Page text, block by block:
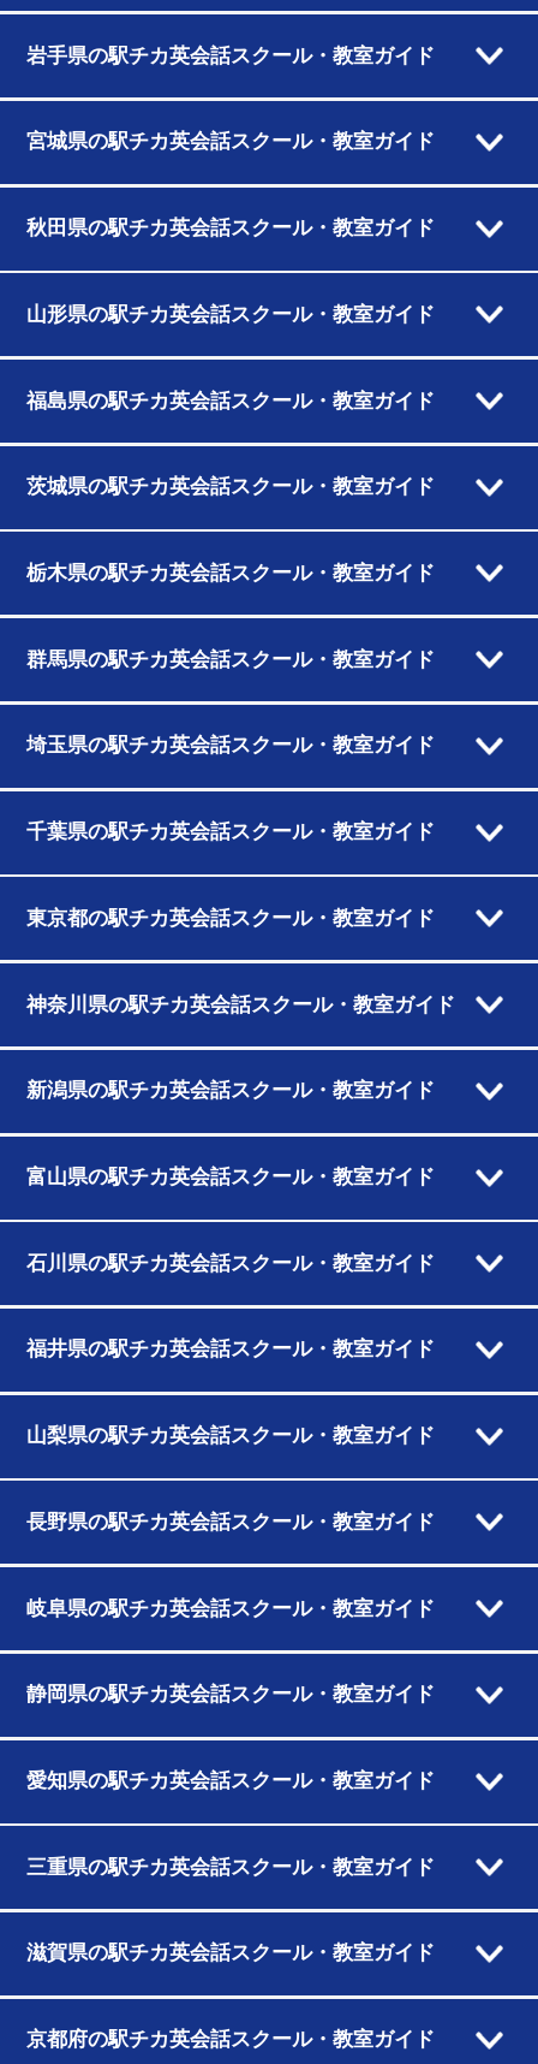
岩手県の駅チカ英会話スクール・教室ガイド
宮城県の駅チカ英会話スクール・教室ガイド
秋田県の駅チカ英会話スクール・教室ガイド
山形県の駅チカ英会話スクール・教室ガイド
福島県の駅チカ英会話スクール・教室ガイド
茨城県の駅チカ英会話スクール・教室ガイド
栃木県の駅チカ英会話スクール・教室ガイド
群馬県の駅チカ英会話スクール・教室ガイド
埼玉県の駅チカ英会話スクール・教室ガイド
千葉県の駅チカ英会話スクール・教室ガイド
東京都の駅チカ英会話スクール・教室ガイド
神奈川県の駅チカ英会話スクール・教室ガイド
新潟県の駅チカ英会話スクール・教室ガイド
富山県の駅チカ英会話スクール・教室ガイド
石川県の駅チカ英会話スクール・教室ガイド
福井県の駅チカ英会話スクール・教室ガイド
山梨県の駅チカ英会話スクール・教室ガイド
長野県の駅チカ英会話スクール・教室ガイド
岐阜県の駅チカ英会話スクール・教室ガイド
静岡県の駅チカ英会話スクール・教室ガイド
愛知県の駅チカ英会話スクール・教室ガイド
三重県の駅チカ英会話スクール・教室ガイド
滋賀県の駅チカ英会話スクール・教室ガイド
京都府の駅チカ英会話スクール・教室ガイド